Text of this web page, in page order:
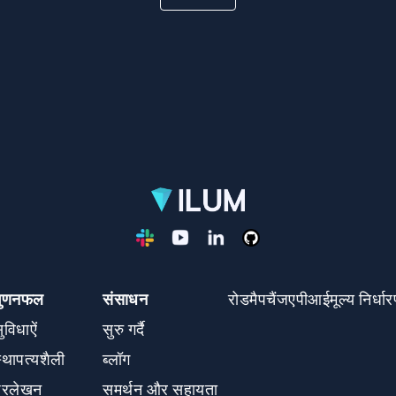
संसाधन
सुरु गर्दै
ब्लॉग
समर्थन और सहायता
रोडमैपचैंजएपीआईमूल्य